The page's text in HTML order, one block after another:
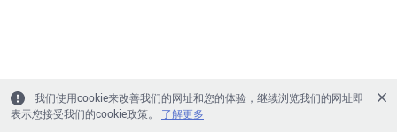
我们使用cookie来改善我们的网址和您的体验，继续浏览我们的网址即
表示您接受我们的cookie政策。
了解更多